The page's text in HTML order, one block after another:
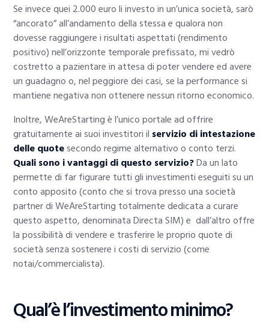
Se invece quei 2.000 euro li investo in un’unica società, sarò
“ancorato” all’andamento della stessa e qualora non
dovesse raggiungere i risultati aspettati (rendimento
positivo) nell’orizzonte temporale prefissato, mi vedrò
costretto a pazientare in attesa di poter vendere ed avere
un guadagno o, nel peggiore dei casi, se la performance si
mantiene negativa non ottenere nessun ritorno economico.
Inoltre, WeAreStarting è l’unico portale ad offrire
gratuitamente ai suoi investitori il servizio di intestazione
delle quotesecondo regime alternativo o conto terzi.
Quali sono i vantaggi di questo servizio?Da un lato
permette di far figurare tutti gli investimenti eseguiti su un
conto apposito (conto che si trova presso una società
partner di WeAreStarting totalmente dedicata a curare
questo aspetto, denominata Directa SIM) e dall’altro offre
la possibilità di vendere e trasferire le proprio quote di
società senza sostenere i costi di servizio (come
notai/commercialista).
Qual’è l’investimento minimo?